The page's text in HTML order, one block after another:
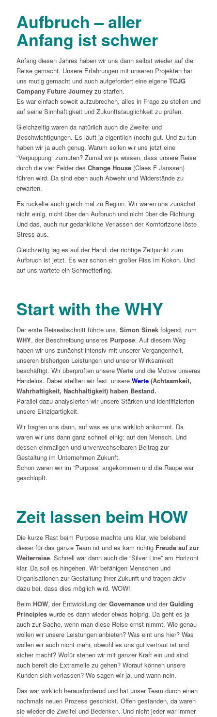
Aufbruch – aller
Anfang ist schwer
Anfang diesen Jahres haben wir uns dann selbst wieder auf die
Reise gemacht. Unsere Erfahrungen mit unseren Projekten hat
uns mutig gemacht und auch aufgefordert eine eigene TCJG
Company Future Journeyzu starten.
Es war einfach soweit aufzubrechen, alles in Frage zu stellen und
auf seine Sinnhaftigkeit und Zukunftstauglichkeit zu prüfen.
Gleichzeitig waren da natürlich auch die Zweifel und
Beschwichtigungen. Es läuft ja eigentlich (noch) gut. Und zu tun
haben wir ja auch genug. Warum sollen wir uns jetzt eine
“Verpuppung” zumuten? Zumal wir ja wissen, dass unsere Reise
durch die vier Felder des Change House(Claes F Janssen)
führen wird. Da sind eben auch Abwehr und Widerstände zu
erwarten.
Es ruckelte auch gleich mal zu Beginn. Wir waren uns zunächst
nicht einig, nicht über den Aufbruch und nicht über die Richtung.
Und das, auch nur gedankliche Verlassen der Komfortzone löste
Stress aus.
Gleichzeitig lag es auf der Hand: der richtige Zeitpunkt zum
Aufbruch ist jetzt. Es war schon ein großer Riss im Kokon. Und
auf uns wartete ein Schmetterling.
Start with the WHY
Der erste Reiseabschnitt führte uns, Simon Sinekfolgend, zum
WHY, der Beschreibung unseres Purpose. Auf diesem Weg
haben wir uns zunächst intensiv mit unserer Vergangenheit,
unseren bisherigen Leistungen und unserer Wirksamkeit
beschäftigt. Wir überprüften unsere Werte und die Motive unseres
Handelns. Dabei stellten wir fest: unsere Werte(Achtsamkeit,
Wahrhaftigkeit, Nachhaltigkeit) haben Bestand.
Parallel dazu analysierten wir unsere Stärken und identifizierten
unsere Einzigartigkeit.
Wir fragten uns dann, auf was es uns wirklich ankommt. Da
waren wir uns dann ganz schnell einig: auf den Mensch. Und
dessen einmaligen und unverwechselbaren Beitrag zur
Gestaltung im Unternehmen Zukunft.
Schon waren wir im “Purpose” angekommen und die Raupe war
geschlüpft.
Zeit lassen beim HOW
Die kurze Rast beim Purpose machte uns klar, wie belebend
dieser für das ganze Team ist und es kam richtig Freude auf zur
Weiterreise. Schnell war dann auch die “Silver Line” am Horizont
klar. Da soll es hingehen. Wir befähigen Menschen und
Organisationen zur Gestaltung ihrer Zukunft und tragen aktiv
dazu bei, dass dies möglich wird. WOW!
Beim HOW, der Entwicklung derGovernance und derGuiding
Principleswurde es dann wieder etwas holprig. Da geht es ja
auch zur Sache, wenn man diese Reise ernst nimmt. Wie genau
wollen wir unsere Leistungen anbieten? Was eint uns hier? Was
wollen wir auch nicht mehr, obwohl es uns gut vertraut ist und
sicher macht? Wofür stehen wir mit ganzer Kraft ein und sind
auch bereit die Extrameile zu gehen? Worauf können unsere
Kunden sich verlassen? Wo sagen wir ja, und wann nein.
Das war wirklich herausfordernd und hat unser Team durch einen
nochmals neuen Prozess geschickt. Offen gestanden, da waren
sie wieder die Zweifel und Bedenken. Und nicht jeder war immer